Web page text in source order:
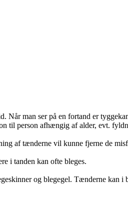
Når man ser på en fortand er
til person afhængig af alder, evt.
af tænderne vil kunne fjerne de
i tanden kan ofte bleges.
og blegegel. Tænderne kan